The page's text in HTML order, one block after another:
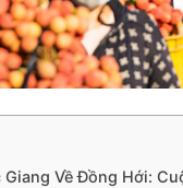
Giang Về Đồng Hới: